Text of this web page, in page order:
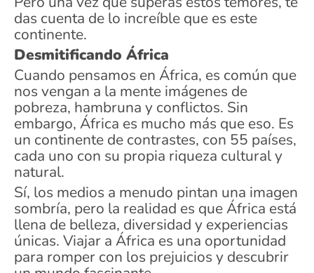
das cuenta de lo increíble que es este
continente.
Desmitificando África
Cuando pensamos en África, es común que
nos vengan a la mente imágenes de
pobreza, hambruna y conflictos. Sin
embargo, África es mucho más que eso. Es
un continente de contrastes, con 55 países,
cada uno con su propia riqueza cultural y
natural.
Sí, los medios a menudo pintan una imagen
sombría, pero la realidad es que África está
llena de belleza, diversidad y experiencias
únicas. Viajar a África es una oportunidad
para romper con los prejuicios y descubrir